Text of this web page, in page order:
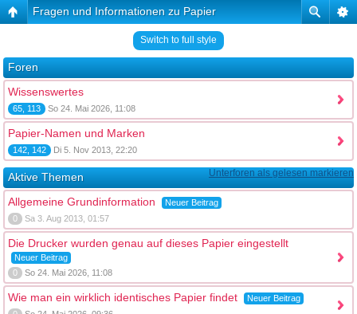
Fragen und Informationen zu Papier
Switch to full style
Foren
Wissenswertes
65, 113 So 24. Mai 2026, 11:08
Papier-Namen und Marken
142, 142 Di 5. Nov 2013, 22:20
Unterforen als gelesen markieren
Aktive Themen
Allgemeine Grundinformation
Neuer Beitrag
0
Sa 3. Aug 2013, 01:57
Die Drucker wurden genau auf dieses Papier eingestellt
Neuer Beitrag
0
So 24. Mai 2026, 11:08
Wie man ein wirklich identisches Papier findet
Neuer Beitrag